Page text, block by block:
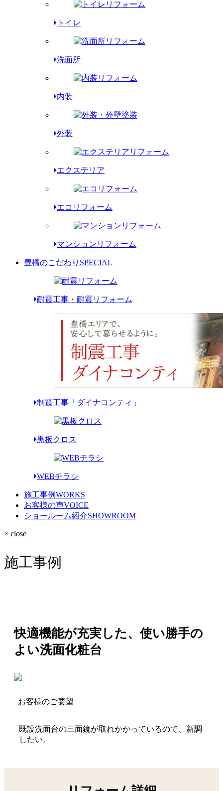
トイレ
洗面所
内装
外装
エクステリア
エコリフォーム
マンションリフォーム
豊橋のこだわり SPECIAL
耐震工事・耐震リフォーム
制震工事「ダイナコンティ」
黒板クロス
WEBチラシ
施工事例WORKS
お客様の声VOICE
ショールーム紹介SHOWROOM
× close
施工事例
快適機能が充実した、使い勝手の
よい洗面化粧台
お客様のご要望
既設洗面台の三面鏡が取れかかっているので、新調
したい。